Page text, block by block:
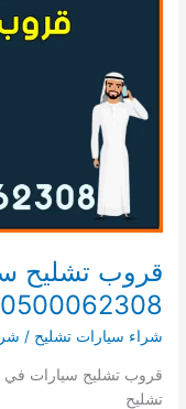
قروب تشليح
0500062308
شراء سيارات تشليح /
تشليح